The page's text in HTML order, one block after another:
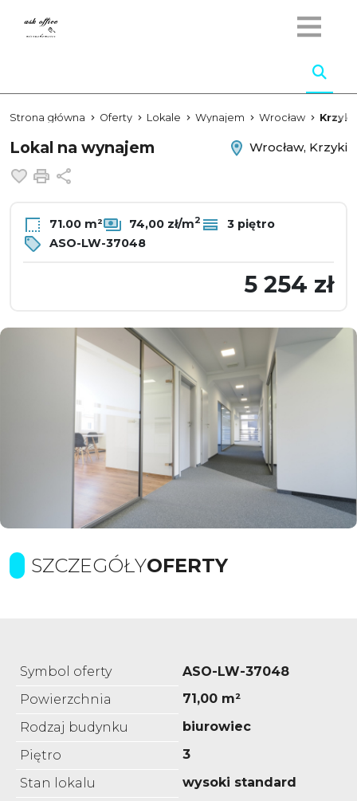
Strona główna Oferty Lokale Wynajem Wrocław Krzyki
Lokal na wynajem
Wrocław, Krzyki
Dodaj do ulubionych
Drukuj
71.00 m² 74,00 zł/m2
3 piętro
ASO-LW-37048
5 254 zł
SZCZEGÓŁYOFERTY
Symbol oferty
ASO-LW-37048
Powierzchnia
71,00 m²
Rodzaj budynku
biurowiec
Piętro
3
Stan lokalu
wysoki standard